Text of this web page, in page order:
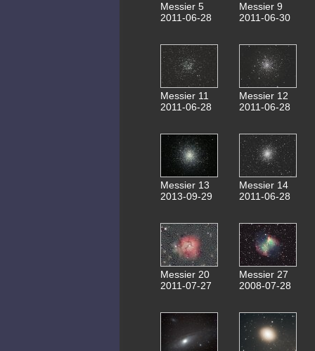
Messier 5
2011-06-28
Messier 9
2011-06-30
Messier 11
2011-06-28
Messier 12
2011-06-28
Messier 13
2013-09-29
Messier 14
2011-06-28
Messier 20
2011-07-27
Messier 27
2008-07-28